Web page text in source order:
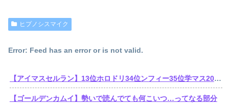
ヒプノシスマイク
Error: Feed has an error or is not valid.
【アイマスセルラン】13位ホロドリ34位ンフィー35位学マス203位シャニソン403位アズールレーン404位ミリシタ517位デレステ
【ゴールデンカムイ】勢いで読んでても何こいつ…ってなる部分